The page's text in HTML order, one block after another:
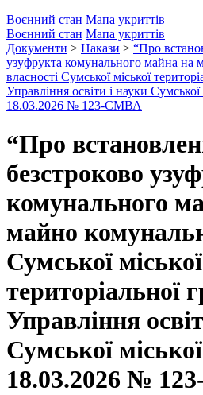
Воєнний стан Мапа укриттів
Воєнний стан Мапа укриттів
Документи > Накази > “Про
узуфрукта комунального майна на
власності Сумської міської
Управління освіти і науки Сумської
18.03.2026 № 123-СМВА
“Про
безстроково
комунального
майно
Сумської міської
територіальної
Управління
Сумської
18.03.2026 №